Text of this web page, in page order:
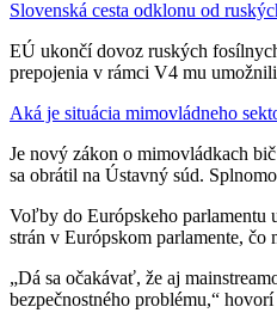
Slovenská cesta odklonu od
EÚ ukončí dovoz ruských
prepojenia v rámci V4 mu
Aká je situácia mimovládneho
Je nový zákon o mimovládkach
sa obrátil na Ústavný súd.
Voľby do Európskeho parlamentu
strán v Európskom parlamente,
„Dá sa očakávať, že aj
bezpečnostného problému,“